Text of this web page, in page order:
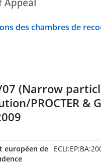
des chambres de
07 (Narrow
PROCTER &
européen de